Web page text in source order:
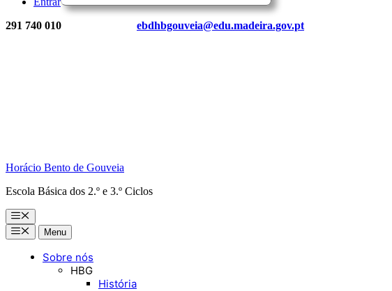
291 740 010 ebdhbgouveia@edu.madeira.gov.pt
Horácio Bento de Gouveia
Escola Básica dos 2.º e 3.º Ciclos
Menu
MenuMenu
Sobre nós
HBG
História